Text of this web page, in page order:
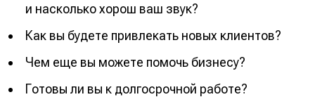
и насколько хорош ваш звук?
Как вы будете привлекать новых клиентов?
Чем еще вы можете помочь бизнесу?
Готовы ли вы к долгосрочной работе?